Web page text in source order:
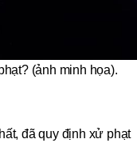
(ảnh minh họa).
đã quy định xử phạt